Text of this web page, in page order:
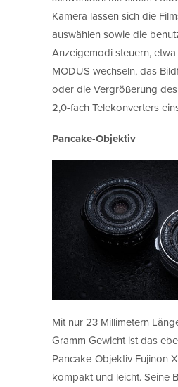
Kamera lassen sich die
auswählen sowie die
Anzeigemodi steuern,
MODUS wechseln, das
oder die Vergrößerung
2,0-fach Telekonverters
Pancake-Objektiv
Mit nur 23 Millimetern
Gramm Gewicht ist das
Pancake-Objektiv Fujinon
kompakt und leicht. Seine